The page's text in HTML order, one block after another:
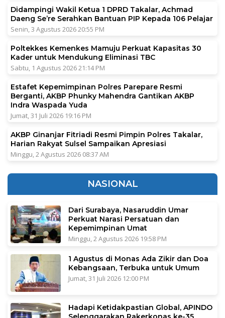
Didampingi Wakil Ketua 1 DPRD Takalar, Achmad
Daeng Se’re Serahkan Bantuan PIP Kepada 106 Pelajar
Senin, 3 Agustus 2026 20:55 PM
Poltekkes Kemenkes Mamuju Perkuat Kapasitas 30
Kader untuk Mendukung Eliminasi TBC
Sabtu, 1 Agustus 2026 21:14 PM
Estafet Kepemimpinan Polres Parepare Resmi
Berganti, AKBP Phunky Mahendra Gantikan AKBP
Indra Waspada Yuda
Jumat, 31 Juli 2026 19:16 PM
AKBP Ginanjar Fitriadi Resmi Pimpin Polres Takalar,
Harian Rakyat Sulsel Sampaikan Apresiasi
Minggu, 2 Agustus 2026 08:37 AM
NASIONAL
Dari Surabaya, Nasaruddin Umar
Perkuat Narasi Persatuan dan
Kepemimpinan Umat
Minggu, 2 Agustus 2026 19:58 PM
1 Agustus di Monas Ada Zikir dan Doa
Kebangsaan, Terbuka untuk Umum
Jumat, 31 Juli 2026 12:00 PM
Hadapi Ketidakpastian Global, APINDO